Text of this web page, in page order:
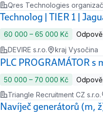
Qres Technologies
Technolog | TIER 1 |
60 000 ‍–‍ 65 000 Kč
DEVIRE s.r.o.
kraj Vysočina
PLC PROGRAMÁTOR
50 000 ‍–‍ 70 000 Kč
Triangle Recruitment CZ s.r.o.
Navíječ generátorů (m,